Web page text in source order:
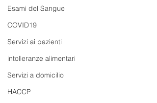
Esami del Sangue
COVID19
Servizi ai pazienti
intolleranze alimentari
Servizi a domicilio
HACCP